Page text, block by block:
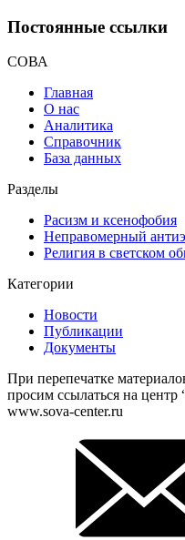
Постоянные ссылки
СОВА
Главная
О нас
Аналитика
Справочник
База данных
Разделы
Расизм и ксенофобия
Неправомерный
Религия в светском
Категории
Новости
Публикации
Документы
При перепечатке
просим ссылаться на
www.sova-center.ru